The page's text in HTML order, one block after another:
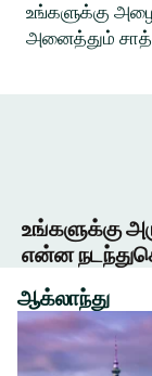
உங்களுக்கு
அனைத்தும்
உங்களுக்கு
என்ன
ஆக்லாந்து